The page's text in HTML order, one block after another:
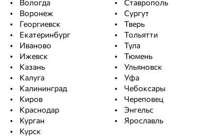
Вологда
Воронеж
Георгиевск
Екатеринбург
Иваново
Ижевск
Казань
Калуга
Калининград
Киров
Краснодар
Курган
Курск
Ставрополь
Сургут
Тверь
Тольятти
Тула
Тюмень
Ульяновск
Уфа
Чебоксары
Череповец
Энгельс
Ярославль